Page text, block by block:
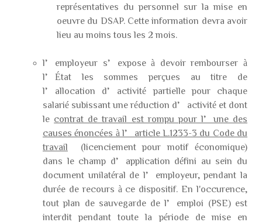
représentatives du personnel sur la mise en
oeuvre du DSAP. Cette information devra avoir
lieu au moins tous les 2 mois.
l’employeur s’expose à devoir rembourser à
l’État les sommes perçues au titre de
l’allocation d’activité partielle pour chaque
salarié subissant une réduction d’activité et dont
le contrat de travail est rompu pour l’une des
causes énoncées à l’article L.1233-3 du Code du
travail (licenciement pour motif économique)
dans le champ d’application défini au sein du
document unilatéral de l’employeur, pendant la
durée de recours à ce dispositif. En l'occurence,
tout plan de sauvegarde de l’emploi (PSE) est
interdit pendant toute la période de mise en